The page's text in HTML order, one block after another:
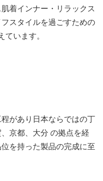
着インナー・リラックス
スタイルを過ごすための
ています。
があり日本ならではの丁
京都、大分 の拠点を経
を持った製品の完成に至